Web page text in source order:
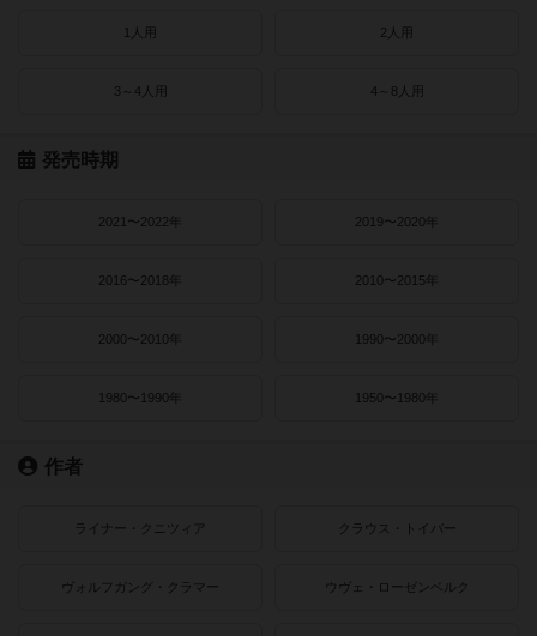
1人用 2人用
3～4人用 4～8人用
発売時期
2021〜2022年 2019〜2020年
2016〜2018年 2010〜2015年
2000〜2010年 1990〜2000年
1980〜1990年 1950〜1980年
作者
ライナー・クニツィア クラウス・トイバー
ヴォルフガング・クラマー ウヴェ・ローゼンベルク